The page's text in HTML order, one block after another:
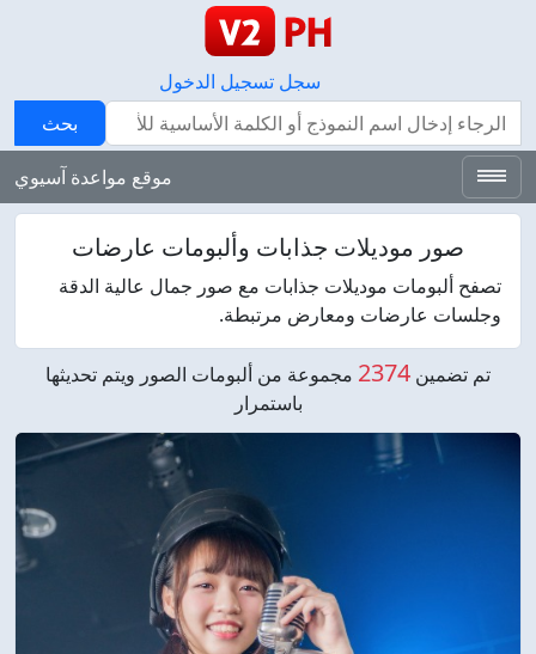
سجل تسجيل الدخول
بحث
بحث
موقع مواعدة آسيوي
صور موديلات جذابات وألبومات عارضات
تصفح ألبومات موديلات جذابات مع صور جمال عالية الدقة
وجلسات عارضات ومعارض مرتبطة.
تم تضمين 2374 مجموعة من ألبومات الصور ويتم تحديثها
باستمرار